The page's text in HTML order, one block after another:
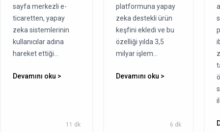
sayfa merkezli e-
ticaretten, yapay
zeka sistemlerinin
kullanıcılar adına
hareket ettiği...
Devamını oku >
11 dk
platformuna yapay
zeka destekli ürün
keşfini ekledi ve bu
özelliği yılda 3,5
milyar işlem...
Devamını oku >
6 dk